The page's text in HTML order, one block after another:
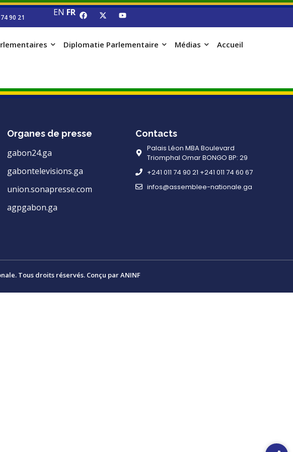
90 21 EN FR
Diplomatie Parlementaire Médias Accueil
Organes de presse
gabon24.ga
gabontelevisions.ga
union.sonapresse.com
agpgabon.ga
Contacts
Palais Léon MBA Boulevard
Triomphal Omar BONGO BP: 29
+241 011 74 90 21 +241 011 74 60 67
infos@assemblee-nationale.ga
Tous droits réservés. Conçu par ANINF